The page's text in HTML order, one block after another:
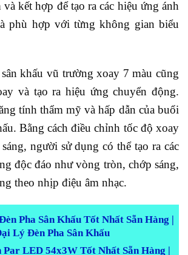
kết hợp để tạo ra các hiệu ứng ánh
phù hợp với từng không gian biểu
khấu vũ trường xoay 7 màu cũng
và tạo ra hiệu ứng chuyển động.
tính thẩm mỹ và hấp dẫn của buổi
Bằng cách điều chỉnh tốc độ xoay
người sử dụng có thể tạo ra các
độc đáo như vòng tròn, chớp sáng,
theo nhịp điệu âm nhạc.
Pha Sân Khấu Tốt Nhất Sẵn Hàng |
Lý Đèn Pha Sân Khấu
Par LED 54x3W Tốt Nhất Sẵn Hàng |